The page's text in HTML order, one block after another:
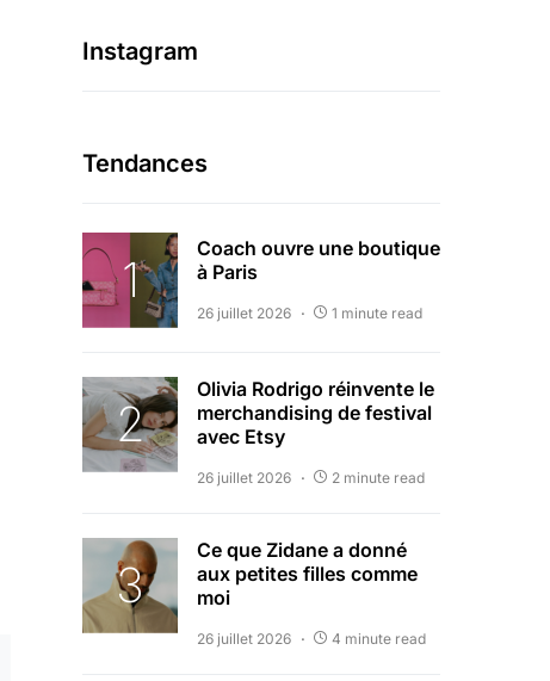
Instagram
Tendances
Coach ouvre une boutique
à Paris
26 juillet 2026 1 minute read
Olivia Rodrigo réinvente le
merchandising de festival
avec Etsy
26 juillet 2026 2 minute read
Ce que Zidane a donné
aux petites filles comme
moi
26 juillet 2026 4 minute read